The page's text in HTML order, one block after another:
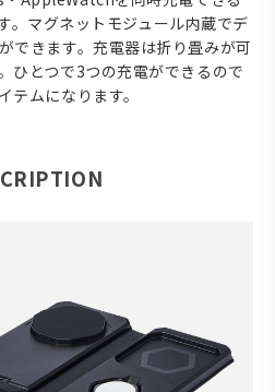
。マグネットモジュール内蔵でデ
できます。充電器は折り畳みが可
ひとつで3つの充電ができるので
テムになります。